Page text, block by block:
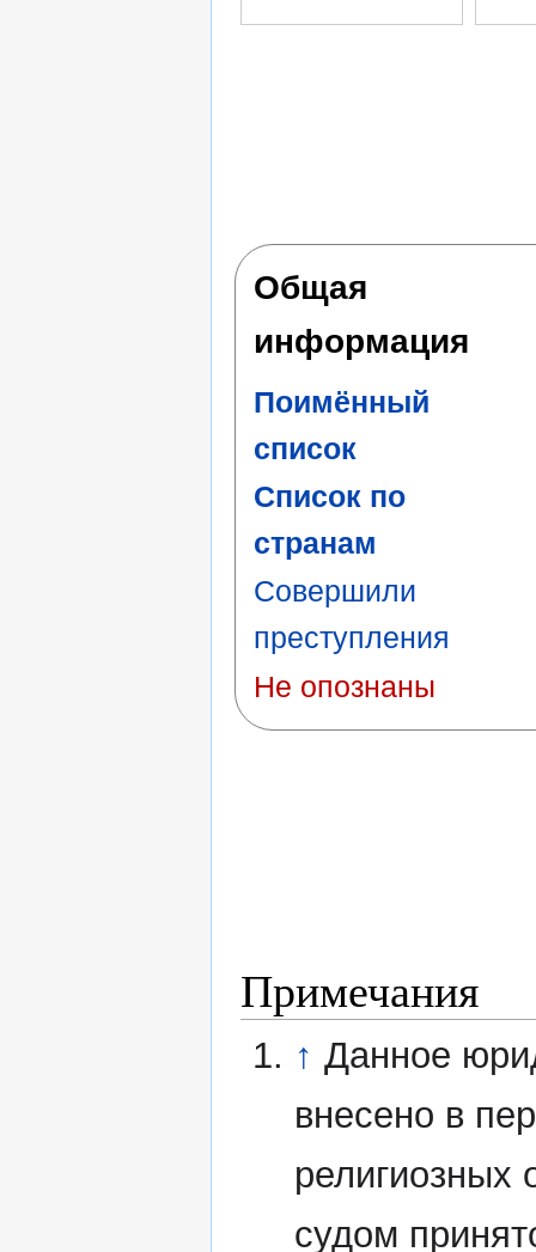
Общая
информация
Поимённый
список
Список по
странам
Совершили
преступления
Не опознаны
Примечания
↑ Данное
внесено в
религиозных
судом